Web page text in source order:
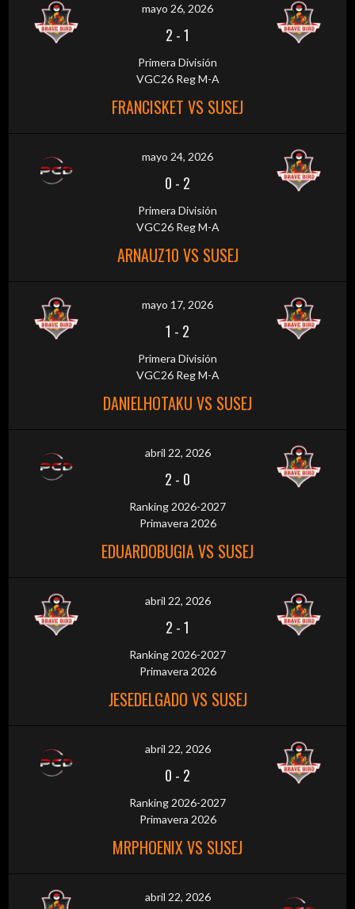
mayo 26, 2026
2 -1
Primera División
VGC26 Reg M-A
FRANCISKET VS SUSEJ
mayo 24, 2026
0 - 2
Primera División
VGC26 Reg M-A
ARNAUZ10 VS SUSEJ
mayo 17, 2026
1 - 2
Primera División
VGC26 Reg M-A
DANIELHOTAKU VS SUSEJ
abril 22, 2026
2 - 0
Ranking 2026-2027
Primavera 2026
EDUARDOBUGIA VS SUSEJ
abril 22, 2026
2 -1
Ranking 2026-2027
Primavera 2026
JESEDELGADO VS SUSEJ
abril 22, 2026
0 - 2
Ranking 2026-2027
Primavera 2026
MRPHOENIX VS SUSEJ
abril 22, 2026